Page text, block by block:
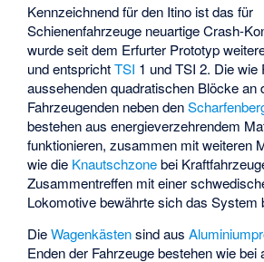
Kennzeichnend für den Itino ist das für
Schienenfahrzeuge neuartige Crash-
wurde seit dem Erfurter Prototyp
und entsprichtTSI 1 und TSI 2. Die wie
aussehenden quadratischen Blöcke an
Fahrzeugenden neben den
bestehen aus energieverzehrendem
funktionieren, zusammen mit weiteren
wie die Knautschzonebei
Zusammentreffen mit einer
Lokomotive bewährte sich das System
DieWagenkästensind aus
Enden der Fahrzeuge bestehen wie bei